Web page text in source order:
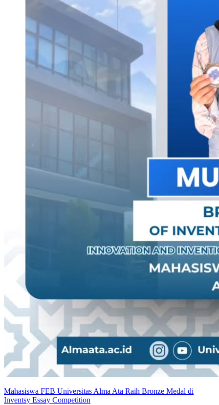
Mahasiswa FEB Universitas Alma Ata Raih Bronze Medal di
Inventsy Essay Competition